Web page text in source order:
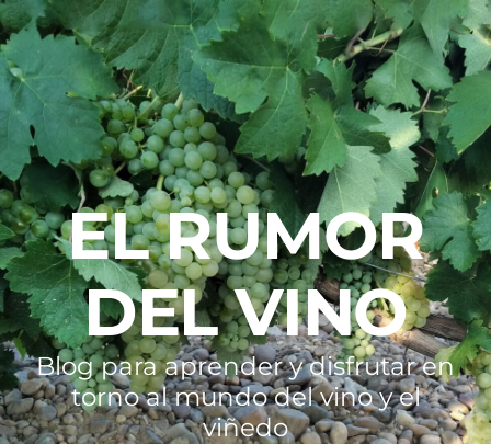
EL RUMOR
DEL VINO
Blog para aprender y disfrutar en
torno al mundo del vino y el
viñedo